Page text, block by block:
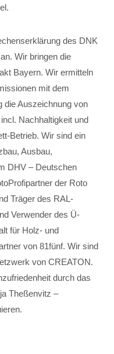
des DNK
Wir bringen die
Bayern. Wir ermitteln
mit dem
die Auszeichnung von
Nachhaltigkeit und
Betrieb. Wir sind ein
Ausbau,
DHV – Deutschen
der Roto
Träger des RAL-
Verwender des Ü-
für Holz- und
von 81fünf. Wir sind
von CREATON.
durch das
Theßenvitz –